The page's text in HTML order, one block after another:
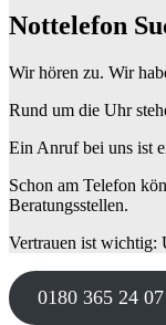
Nottelefon
Wir hören zu. Wir
Rund um die Uhr
Ein Anruf bei uns ist
Schon am Telefon
Beratungsstellen.
Vertrauen ist wichtig:
0180 365 24 07